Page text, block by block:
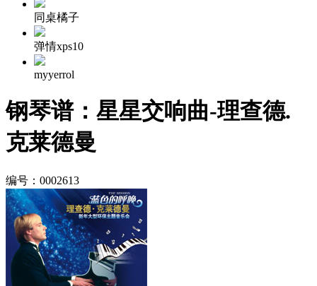
同桌橘子
弹情xps10
myyerrol
钢琴谱：星星交响曲-理查德.
克莱德曼
编号：0002613